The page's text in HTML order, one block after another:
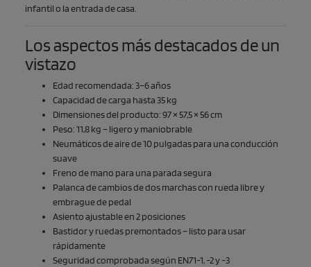
infantil o la entrada de casa.
Los aspectos más destacados de un
vistazo
Edad recomendada: 3–6 años
Capacidad de carga hasta 35 kg
Dimensiones del producto: 97 × 57,5 × 56 cm
Peso: 11,8 kg – ligero y maniobrable
Neumáticos de aire de 10 pulgadas para una conducción
suave
Freno de mano para una parada segura
Palanca de cambios de dos marchas con rueda libre y
embrague de pedal
Asiento ajustable en 2 posiciones
Bastidor y ruedas premontados – listo para usar
rápidamente
Seguridad comprobada según EN71-1, -2 y -3